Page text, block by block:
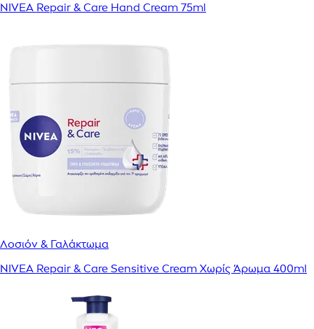
NIVEA Repair & Care Hand Cream 75ml
Λοσιόν & Γαλάκτωμα
NIVEA Repair & Care Sensitive Cream Χωρίς Άρωμα 400ml